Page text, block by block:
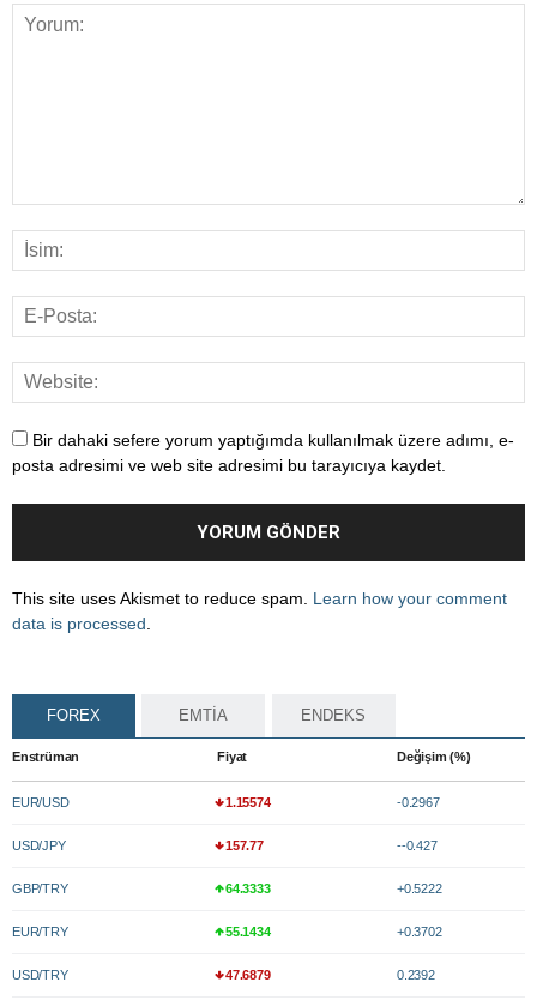
Bir dahaki sefere yorum yaptığımda kullanılmak üzere adımı, e-
posta adresimi ve web site adresimi bu tarayıcıya kaydet.
This site uses Akismet to reduce spam. Learn how your comment
data is processed
FOREX EMTİA ENDEKS
Enstrüman Fiyat Değişim (%)
EUR/USD 1.15574 -0.2967
USD/JPY 157.77 --0.427
GBP/TRY 64.3333 +0.5222
EUR/TRY 55.1434 +0.3702
USD/TRY 47.6879 0.2392